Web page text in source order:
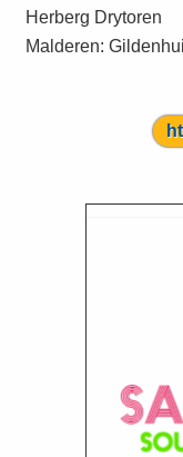
Herberg Drytoren
Malderen: